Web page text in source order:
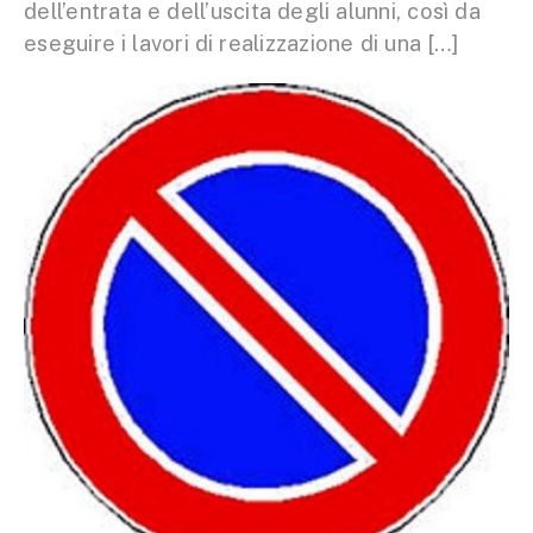
dell’entrata e dell’uscita degli alunni, così da
eseguire i lavori di realizzazione di una […]